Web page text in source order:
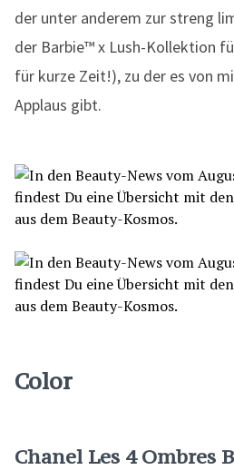
der unter anderem zur streng
der Barbie™ x Lush-Kollektion
für kurze Zeit!), zu der es von
Applaus gibt.
Color
Chanel Les 4 Ombres